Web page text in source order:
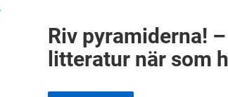
Riv pyramiderna!
litteratur när som